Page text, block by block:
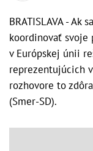
BRATISLAVA - Ak
koordinovať svoje
v Európskej únii
reprezentujúcich
rozhovore to
(Smer-SD).